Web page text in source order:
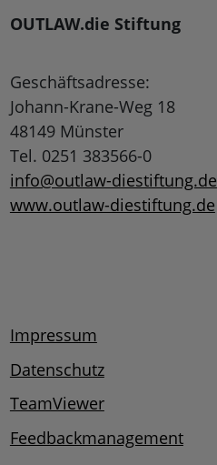
OUTLAW.die Stiftung
Geschäftsadresse:
Johann-Krane-Weg 18
48149 Münster
Tel. 0251 383566-0
info@outlaw-diestiftung.de
www.outlaw-diestiftung.de
Impressum
Datenschutz
TeamViewer
Feedbackmanagement